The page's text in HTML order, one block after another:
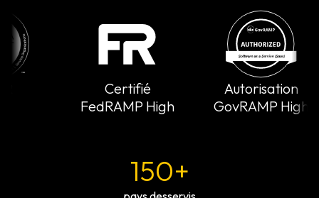
Certifié
FedRAMP High
Autorisation
GovRAMP High
150+